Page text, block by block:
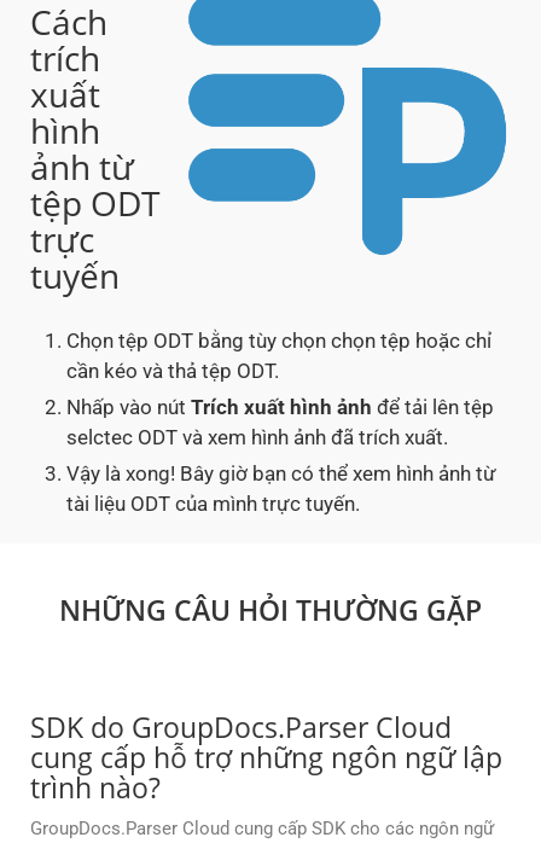
Cách
trích
xuất
hình
ảnh từ
tệp ODT
trực
tuyến
Chọn tệp ODT bằng tùy chọn chọn tệp hoặc chỉ
cần kéo và thả tệp ODT.
Nhấp vào nút Trích xuất hình ảnh để tải lên tệp
selctec ODT và xem hình ảnh đã trích xuất.
Vậy là xong! Bây giờ bạn có thể xem hình ảnh từ
tài liệu ODT của mình trực tuyến.
NHỮNG CÂU HỎI THƯỜNG GẶP
SDK do GroupDocs.Parser Cloud
cung cấp hỗ trợ những ngôn ngữ lập
trình nào?
GroupDocs.Parser Cloud cung cấp SDK cho các ngôn ngữ